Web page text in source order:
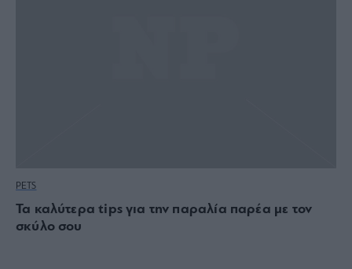
PETS
Τα καλύτερα tips για την παραλία παρέα με τον
σκύλο σου